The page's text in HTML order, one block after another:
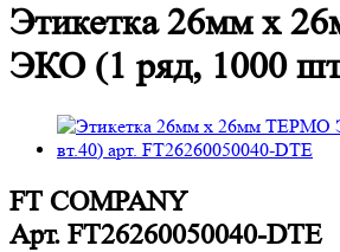
Этикетка 26мм х
ЭКО (1 ряд, 1000
FT COMPANY
Арт. FT26260050040-DTE